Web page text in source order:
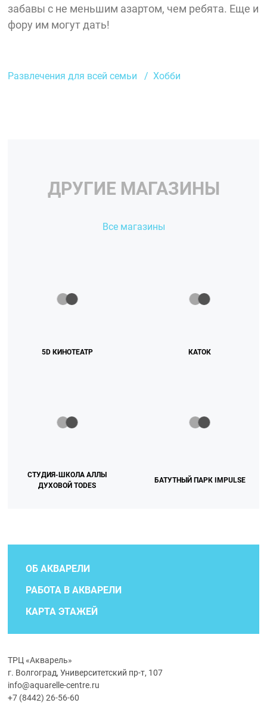
забавы с не меньшим азартом, чем ребята. Еще и
фору им могут дать!
Развлечения для всей семьи Хобби
ДРУГИЕ МАГАЗИНЫ
Все магазины
5D КИНОТЕАТР КАТОК
СТУДИЯ-ШКОЛА АЛЛЫ
ДУХОВОЙ TODES
БАТУТНЫЙ ПАРК IMPULSE
ОБ АКВАРЕЛИ
РАБОТА В АКВАРЕЛИ
КАРТА ЭТАЖЕЙ
ТРЦ «Акварель»
г. Волгоград, Университетский пр-т, 107
info@aquarelle-centre.ru
+7 (8442) 26-56-60